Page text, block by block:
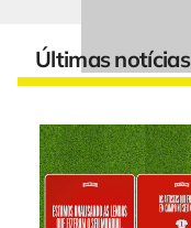
Últimas notícias